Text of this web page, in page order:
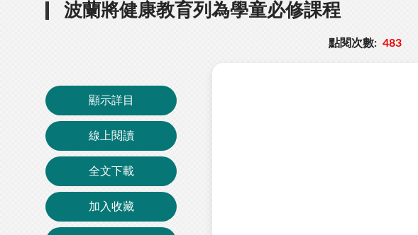
波蘭將健康教育列為學童必修課程
點閱次數: 483
顯示詳目
線上閱讀
全文下載
加入收藏